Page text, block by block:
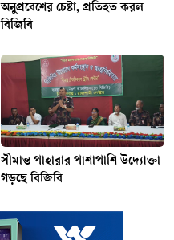
অনুপ্রবেশের চেষ্টা, প্রতিহত করল
বিজিবি
সীমান্ত পাহারার পাশাপাশি উদ্যোক্তা
গড়ছে বিজিবি